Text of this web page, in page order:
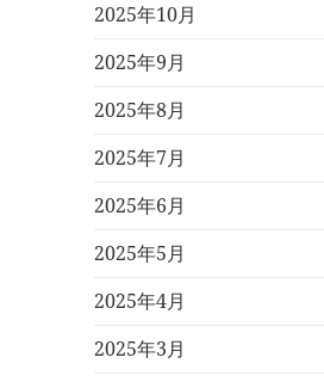
2025年10月
2025年9月
2025年8月
2025年7月
2025年6月
2025年5月
2025年4月
2025年3月